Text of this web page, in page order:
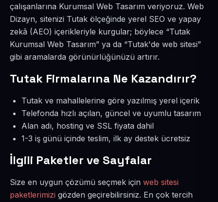
çalışanlarına Kurumsal Web Tasarım veriyoruz. Web
Dizayn, sitenizi Tutak ölçeğinde yerel SEO ve yapay
zekâ (AEO) içerikleriyle kurgular; böylece “Tutak
Kurumsal Web Tasarım” ya da “Tutak'de web sitesi”
gibi aramalarda görünürlüğünüzü artırır.
Tutak Firmalarına Ne Kazandırır?
Tutak ve mahallelerine göre yazılmış yerel içerik
Telefonda hızlı açılan, güncel ve uyumlu tasarım
Alan adı, hosting ve SSL fiyata dahil
1-3 iş günü içinde teslim, ilk ay destek ücretsiz
İlgili Paketler ve Sayfalar
Size en uygun çözümü seçmek için web sitesi
paketlerimizi gözden geçirebilirsiniz. En çok tercih